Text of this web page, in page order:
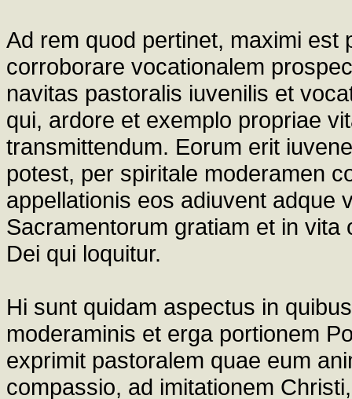
Ad rem quod pertinet, maximi est
corroborare vocationalem
navitas pastoralis iuvenilis et
qui, ardore et exemplo propriae
transmittendum. Eorum erit
potest, per spiritale moderamen
appellationis eos adiuvent adque
Sacramentorum gratiam et in
Dei qui loquitur.
Hi sunt quidam aspectus in
moderaminis et erga portionem
exprimit pastoralem quae eum
compassio, ad imitationem